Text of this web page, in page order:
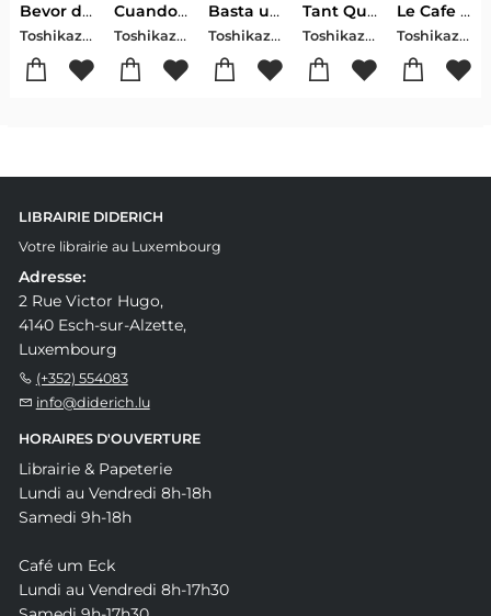
Bevor die Erinnerung verblasst
Toshikazu , Kawaguchi
Cuando El Cafã(c) Estã(c) Listo / Before We Forget Kindness
Toshikazu , Kawaguchi
Basta un caffè per essere felici
Toshikazu , Kawaguchi
Tant Que Le Cafe Est Encore Chaud
Toshikazu Kawaguchi
Le Cafe Des Au Revoir
Toshikazu Kawaguchi
LIBRAIRIE DIDERICH
Votre librairie au Luxembourg
Adresse:
2 Rue Victor Hugo,
4140 Esch-sur-Alzette,
Luxembourg
(+352) 554083
info@diderich.lu
HORAIRES D'OUVERTURE
Librairie & Papeterie
Lundi au Vendredi 8h-18h
Samedi 9h-18h
Café um Eck
Lundi au Vendredi 8h-17h30